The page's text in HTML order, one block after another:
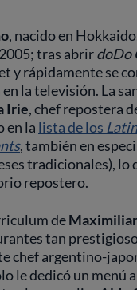
, nacido en
tras abrirdoDo
y rápidamente se
la televisión. La
Irie, chef repostera
en la lista de los
, también en
tradicionales), lo
repostero.
de
tan
chef argentino-
le dedicó un menú